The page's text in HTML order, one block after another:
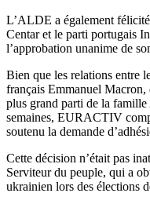
L’ALDE a également
Centar et le parti portugais
l’approbation unanime de
Bien que les relations entre
français Emmanuel
plus grand parti de la
semaines, EURACTIV
soutenu la demande
Cette décision n’était pas
Serviteur du peuple, qui a
ukrainien lors des élections